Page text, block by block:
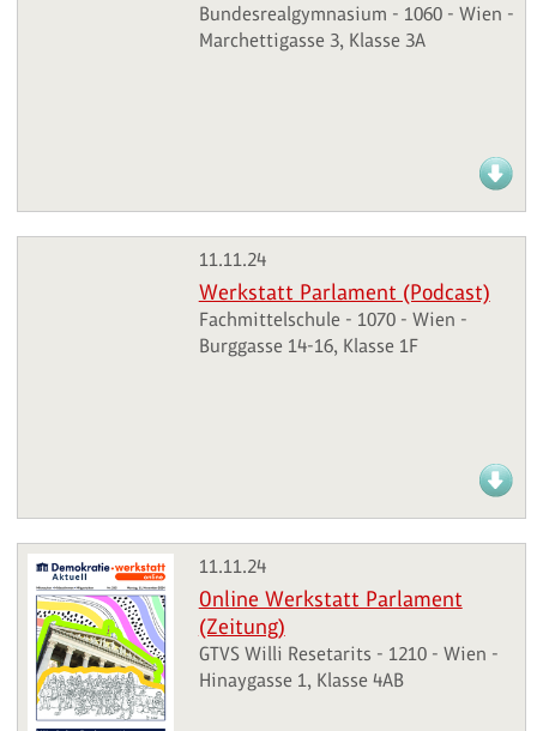
Bundesrealgymnasium - 1060 - Wien -
Marchettigasse 3, Klasse 3A
11.11.24
Werkstatt Parlament (Podcast)
Fachmittelschule - 1070 - Wien -
Burggasse 14-16, Klasse 1F
11.11.24
Online Werkstatt Parlament
(Zeitung)
GTVS Willi Resetarits - 1210 - Wien -
Hinaygasse 1, Klasse 4AB